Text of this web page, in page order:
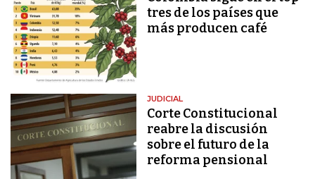
tres de los países que
más producen café
JUDICIAL
Corte Constitucional
reabre la discusión
sobre el futuro de la
reforma pensional